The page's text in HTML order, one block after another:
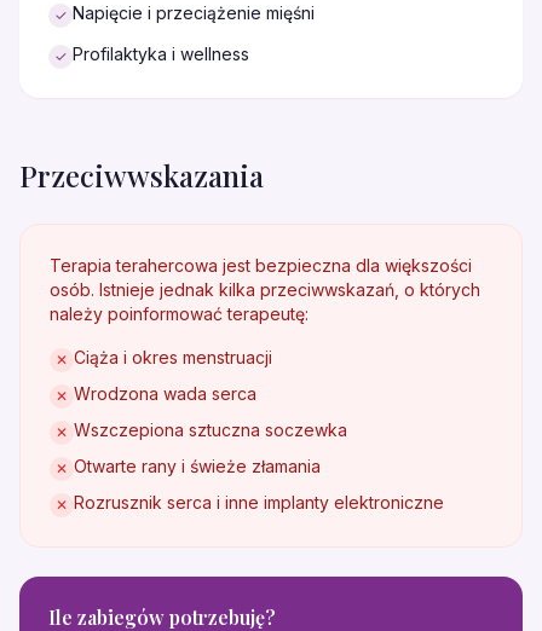
✓ Napięcie i przeciążenie mięśni
✓ Profilaktyka i wellness
Przeciwwskazania
Terapia terahercowa jest bezpieczna dla większości
osób. Istnieje jednak kilka przeciwwskazań, o których
należy poinformować terapeutę:
✕ Ciąża i okres menstruacji
✕ Wrodzona wada serca
✕ Wszczepiona sztuczna soczewka
✕ Otwarte rany i świeże złamania
✕ Rozrusznik serca i inne implanty elektroniczne
Ile zabiegów potrzebuję?